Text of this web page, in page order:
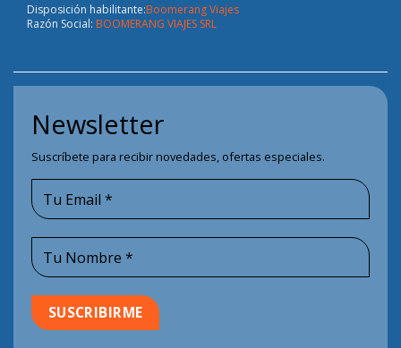
Disposición habilitante:Boomerang Viajes
Razón Social: BOOMERANG VIAJES SRL
Newsletter
Suscríbete para recibir novedades, ofertas especiales.